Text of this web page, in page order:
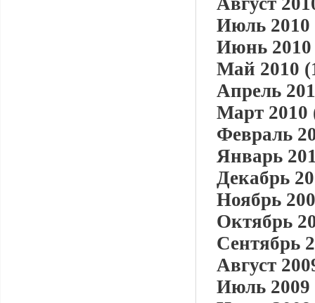
Июль 2010
Июнь 2010
Май 2010
Апрель
Март 2010
Февраль
Январь
Декабрь
Ноябрь
Октябрь
Сентябрь
Август
Июль 2009